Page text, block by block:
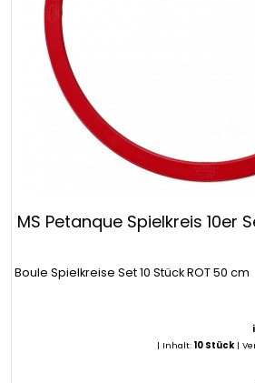
MS Petanque Spielkreis 10er
Boule Spielkreise Set 10 Stück ROT 50 cm
| Inhalt:10 Stück |